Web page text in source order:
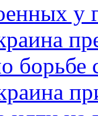
у
борьбе